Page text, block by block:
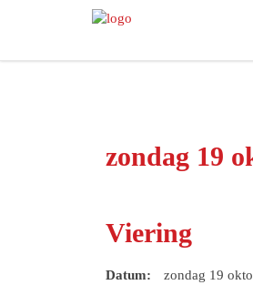
zondag 19
Viering
Datum:
zondag 19